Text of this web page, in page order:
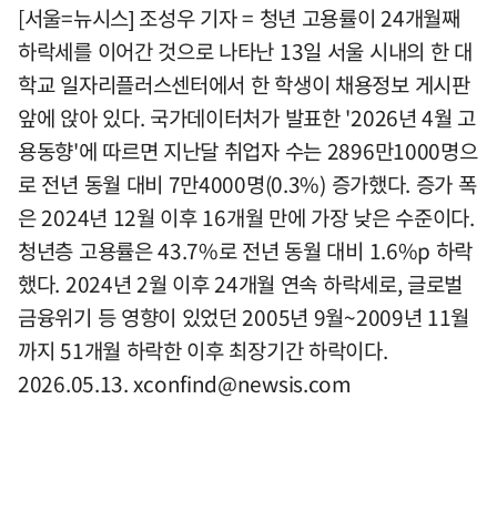
[서울=뉴시스] 조성우 기자 = 청년 고용률이 24개월째
하락세를 이어간 것으로 나타난 13일 서울 시내의 한 대
학교 일자리플러스센터에서 한 학생이 채용정보 게시판
앞에 앉아 있다. 국가데이터처가 발표한 '2026년 4월 고
용동향'에 따르면 지난달 취업자 수는 2896만1000명으
로 전년 동월 대비 7만4000명(0.3%) 증가했다. 증가 폭
은 2024년 12월 이후 16개월 만에 가장 낮은 수준이다.
청년층 고용률은 43.7%로 전년 동월 대비 1.6%p 하락
했다. 2024년 2월 이후 24개월 연속 하락세로, 글로벌
금융위기 등 영향이 있었던 2005년 9월~2009년 11월
까지 51개월 하락한 이후 최장기간 하락이다.
2026.05.13.xconfind@newsis.com